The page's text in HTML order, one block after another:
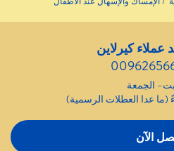
عملاء كيرلاين
الجمعة
الآن